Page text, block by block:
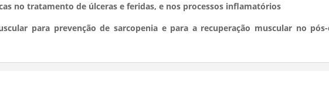
no tratamento de úlceras e feridas, e nos processos inflamatórios
para prevenção de sarcopenia e para a recuperação muscular no